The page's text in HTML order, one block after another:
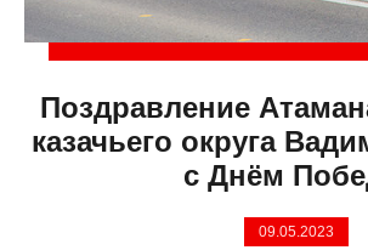
Поздравление
казачьего округа
с Днём
09.05.2023